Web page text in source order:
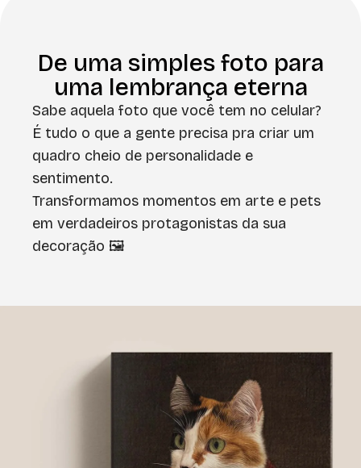
De uma simples foto para
uma lembrança eterna
Sabe aquela foto que você tem no celular?
É tudo o que a gente precisa pra criar um
quadro cheio de personalidade e
sentimento.
Transformamos momentos em arte e pets
em verdadeiros protagonistas da sua
decoração 🖼️